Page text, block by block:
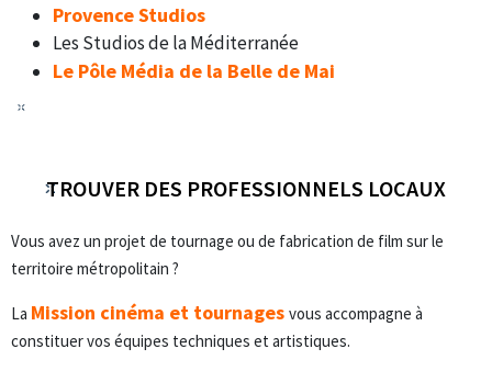
Provence Studios
Les Studios de la Méditerranée
Le Pôle Média de la Belle de Mai
TROUVER DES PROFESSIONNELS LOCAUX
Vous avez un projet de tournage ou de fabrication de film sur le
territoire métropolitain ?
La Mission cinéma et tournages vous accompagne à
constituer vos équipes techniques et artistiques.